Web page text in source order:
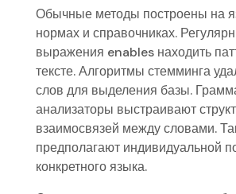
Обычные методы построены на
нормах и справочниках.
выражения enables находить
тексте. Алгоритмы стемминга
слов для выделения базы.
анализаторы выстраивают
взаимосвязей между словами.
предполагают индивидуальной
конкретного языка.